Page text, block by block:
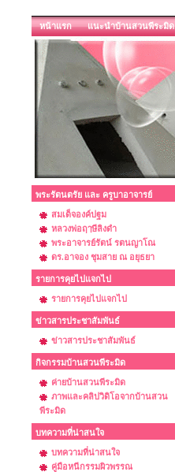
หน้าแรก แนะนำบ้านสวนพีระมิด
พระรัตนตรัย และ ครูบาอาจารย์
สมเด็จองค์ปฐม
หลวงพ่อฤๅษีลิงดำ
พระอาจารย์รัตน์ รตนญาโณ
ดร.อาจอง ชุมสาย ณ อยุธยา
รายการคุยไปแจกไป
รายการคุยไปแจกไป
ข่าวสารประชาสัมพันธ์
ข่าวสารประชาสัมพันธ์
กิจกรรมบ้านสวนพีระมิด
ค่ายบ้านสวนพีระมิด
ภาพและคลิปวิดิโอจากบ้านสวน
พีระมิด
บทความที่น่าสนใจ
บทความที่น่าสนใจ
คู่มือหนีกรรมผิวพรรณ